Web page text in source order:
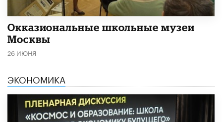
​Окказиональные школьные музеи
Москвы
26 ИЮНЯ
ЭКОНОМИКА